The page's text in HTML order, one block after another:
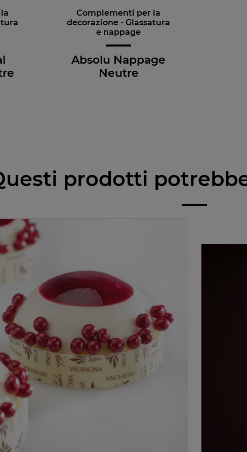
Complementi per la
decorazione - Glassatura
e nappage
Absolu Nappage
Neutre
prodotti